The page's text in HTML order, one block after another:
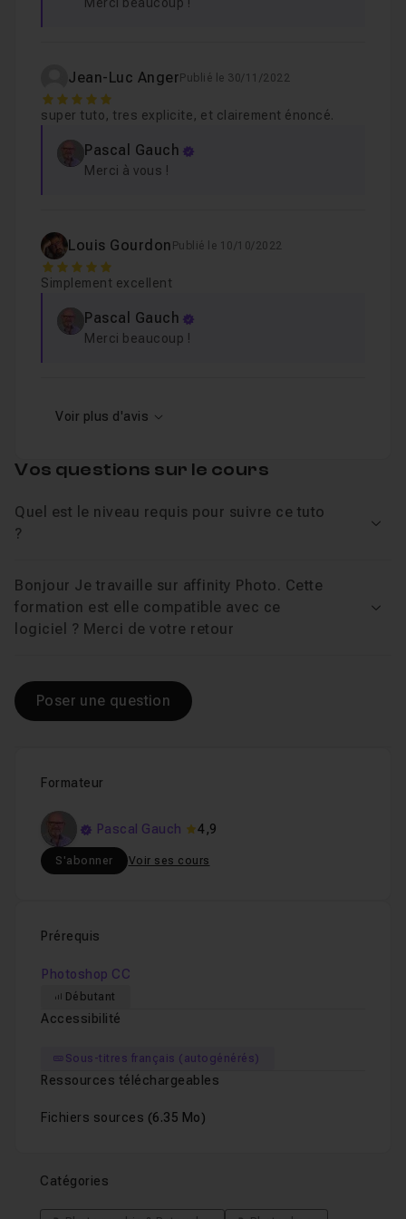
Jean-Luc Anger Publié le 30/11/2022
5
super tuto, tres explicite, et clairement énoncé.
Pascal Gauch
Merci à vous !
Louis Gourdon Publié le 10/10/2022
5
Simplement excellent
Pascal Gauch
Merci beaucoup !
Voir plus d'avis
Formateur
Pascal Gauch 4,9
S'abonner Voir ses cours
Prérequis
Photoshop CC
Débutant
Accessibilité
Sous-titres français (autogénérés)
Ressources téléchargeables
Fichiers sources (6.35 Mo)
Catégories
Vos questions sur le cours
Quel est le niveau requis pour suivre ce tuto
?
Bonjour Je travaille sur affinity Photo. Cette
formation est elle compatible avec ce
logiciel ? Merci de votre retour
Poser une question